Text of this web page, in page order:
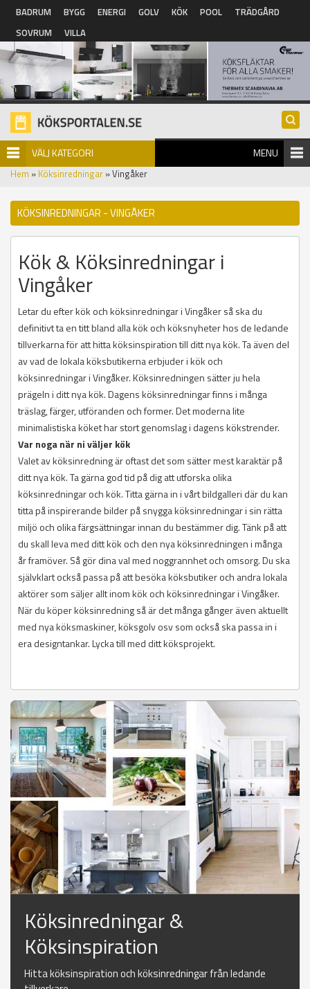
Hoppa till huvudinnehåll
BADRUM BYGG ENERGI GOLV KÖK POOL
TRÄDGÅRD
SOVRUM
VILLA
VÄLJ KATEGORI MENU
Hem » Köksinredningar » Vingåker
KÖKSINREDNINGAR - VINGÅKER
Kök & Köksinredningar i
Vingåker
Letar du efter kök och köksinredningar i Vingåker så ska du
definitivt ta en titt bland alla kök och köksnyheter hos de ledande
tillverkarna för att hitta köksinspiration till ditt nya kök. Ta även del
av vad de lokala köksbutikerna erbjuder i kök och
köksinredningar i Vingåker. Köksinredningen sätter ju hela
prägeln i ditt nya kök. Dagens köksinredningar finns i många
träslag, färger, utföranden och former. Det moderna lite
minimalistiska köket har stort genomslag i dagens kökstrender.
Var noga när ni väljer kök
Valet av köksinredning är oftast det som sätter mest karaktär på
ditt nya kök. Ta gärna god tid på dig att utforska olika
köksinredningar och kök. Titta gärna in i vårt bildgalleri där du kan
titta på inspirerande bilder på snygga köksinredningar i sin rätta
miljö och olika färgsättningar innan du bestämmer dig. Tänk på att
du skall leva med ditt kök och den nya köksinredningen i många
år framöver. Så gör dina val med noggrannhet och omsorg. Du ska
självklart också passa på att besöka köksbutiker och andra lokala
aktörer som säljer allt inom kök och köksinredningar i Vingåker.
När du köper köksinredning så är det många gånger även aktuellt
med nya köksmaskiner, köksgolv osv som också ska passa in i
era designtankar. Lycka till med ditt köksprojekt.
Köksinredningar &
Köksinspiration
Hitta köksinspiration och köksinredningar från ledande